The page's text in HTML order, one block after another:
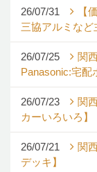
26/07/31
【
三協アルミなど
26/07/25
関
Panasonic:宅配
26/07/23
関
カーいろいろ】
26/07/21
関
デッキ】